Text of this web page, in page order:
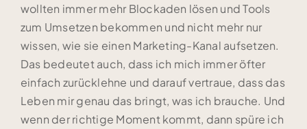
wollten immer mehr Blockaden lösen und Tools
zum Umsetzen bekommen und nicht mehr nur
wissen, wie sie einen Marketing-Kanal aufsetzen.
Das bedeutet auch, dass ich mich immer öfter
einfach zurücklehne und darauf vertraue, dass das
Leben mir genau das bringt, was ich brauche. Und
wenn der richtige Moment kommt, dann spüre ich